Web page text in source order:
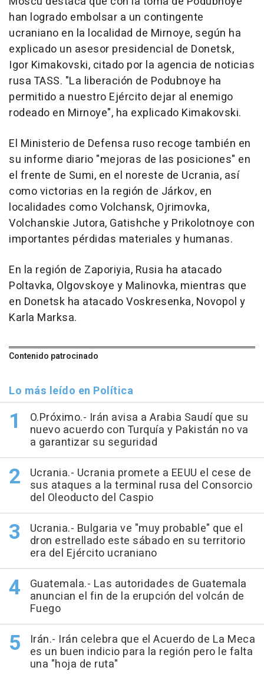
han logrado embolsar a un contingente
ucraniano en la localidad de Mirnoye, según ha
explicado un asesor presidencial de Donetsk,
Igor Kimakovski, citado por la agencia de noticias
rusa TASS. "La liberación de Podubnoye ha
permitido a nuestro Ejército dejar al enemigo
rodeado en Mirnoye", ha explicado Kimakovski.
El Ministerio de Defensa ruso recoge también en
su informe diario "mejoras de las posiciones" en
el frente de Sumi, en el noreste de Ucrania, así
como victorias en la región de Járkov, en
localidades como Volchansk, Ojrimovka,
Volchanskie Jutora, Gatishche y Prikolotnoye con
importantes pérdidas materiales y humanas.
En la región de Zaporiyia, Rusia ha atacado
Poltavka, Olgovskoye y Malinovka, mientras que
en Donetsk ha atacado Voskresenka, Novopol y
Karla Marksa.
Contenido patrocinado
Lo más leído en Política
O.Próximo.- Irán avisa a Arabia Saudí que su
nuevo acuerdo con Turquía y Pakistán no va
a garantizar su seguridad
Ucrania.- Ucrania promete a EEUU el cese de
sus ataques a la terminal rusa del Consorcio
del Oleoducto del Caspio
Ucrania.- Bulgaria ve "muy probable" que el
dron estrellado este sábado en su territorio
era del Ejército ucraniano
Guatemala.- Las autoridades de Guatemala
anuncian el fin de la erupción del volcán de
Fuego
Irán.- Irán celebra que el Acuerdo de La Meca
es un buen indicio para la región pero le falta
una "hoja de ruta"